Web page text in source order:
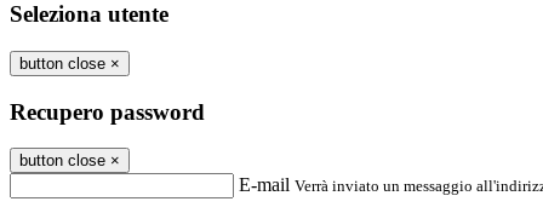
Seleziona utente
button close ×
Recupero password
button close ×
E-mail Verrà inviato un messaggio